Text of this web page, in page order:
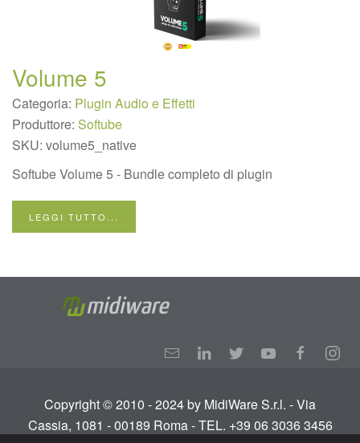
Volume 5
Categoria: Plugin Audio e Effetti
Produttore: Softube
SKU: volume5_native
Softube Volume 5 - Bundle completo di plugin
LEGGI TUTTO...
Copyright © 2010 - 2024 by MidiWare S.r.l. - Via
Cassia, 1081 - 00189 Roma - TEL. +39 06 3036 3456